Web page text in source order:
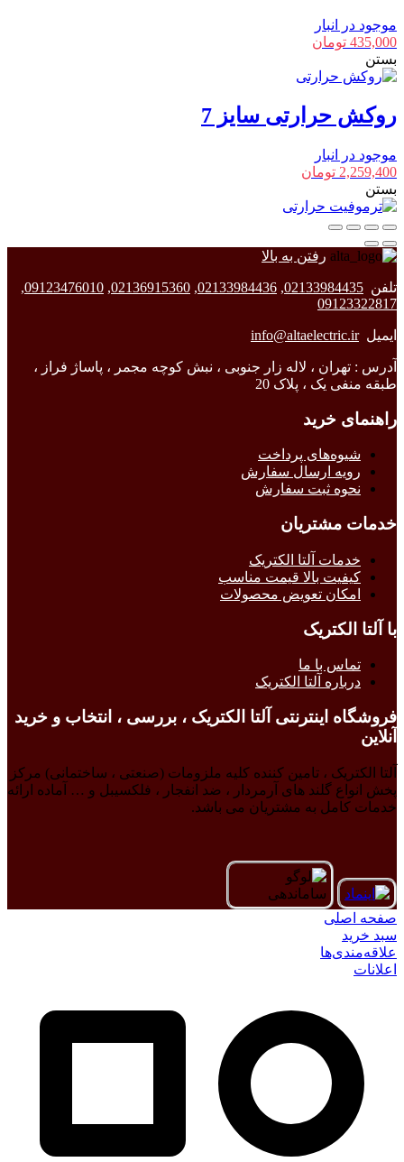
موجود در انبار
435,000 تومان
بستن
روکش حرارتی سایز 7
موجود در انبار
2,259,400 تومان
بستن
رفتن به بالا
تلفن 02133984435
,
02133984436
,
02136915360
,
09123476010
,
09123322817
ایمیلinfo@altaelectric.ir
آدرس : تهران ، لاله زار جنوبی ، نبش کوچه مجمر ، پاساژ فراز ،
طبقه منفی یک ، پلاک 20
راهنمای خرید
شیوه‌های پرداخت
رویه ارسال سفارش
نحوه ثبت سفارش
خدمات مشتریان
خدمات آلتا الکتریک
کیفیت بالا قیمت مناسب
امکان تعویض محصولات
با آلتا الکتریک
تماس با ما
درباره آلتا الکتریک
فروشگاه اینترنتی آلتا الکتریک ، بررسی ، انتخاب و خرید
آنلاین
آلتا الکتریک ، تامین کننده کلیه ملزومات (صنعتی ، ساختمانی) مرکز
پخش انواع گلند های آرمردار ، ضد انفجار ، فلکسیبل و … آماده ارائه
خدمات کامل به مشتریان می باشد.
صفحه اصلی
سبد خرید
علاقه‌مندی‌ها
اعلانات